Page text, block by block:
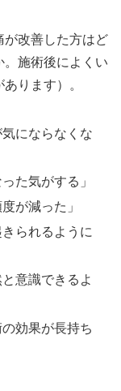
が改善した方はど
施術後によくい
ります）。
にならなくな
た気がする」
が減った」
られるように
意識できるよ
効果が長持ち